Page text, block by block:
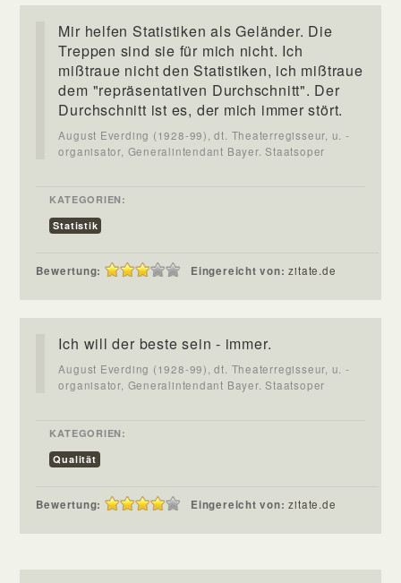
Mir helfen Statistiken als Geländer. Die
Treppen sind sie für mich nicht. Ich
mißtraue nicht den Statistiken, ich mißtraue
dem "repräsentativen Durchschnitt". Der
Durchschnitt ist es, der mich immer stört.
August Everding (1928-99), dt. Theaterregisseur, u. -
organisator, Generalintendant Bayer. Staatsoper
KATEGORIEN:
Statistik
Bewertung: Eingereicht von:zitate.de
Ich will der beste sein - immer.
August Everding (1928-99), dt. Theaterregisseur, u. -
organisator, Generalintendant Bayer. Staatsoper
KATEGORIEN:
Qualität
Bewertung: Eingereicht von:zitate.de